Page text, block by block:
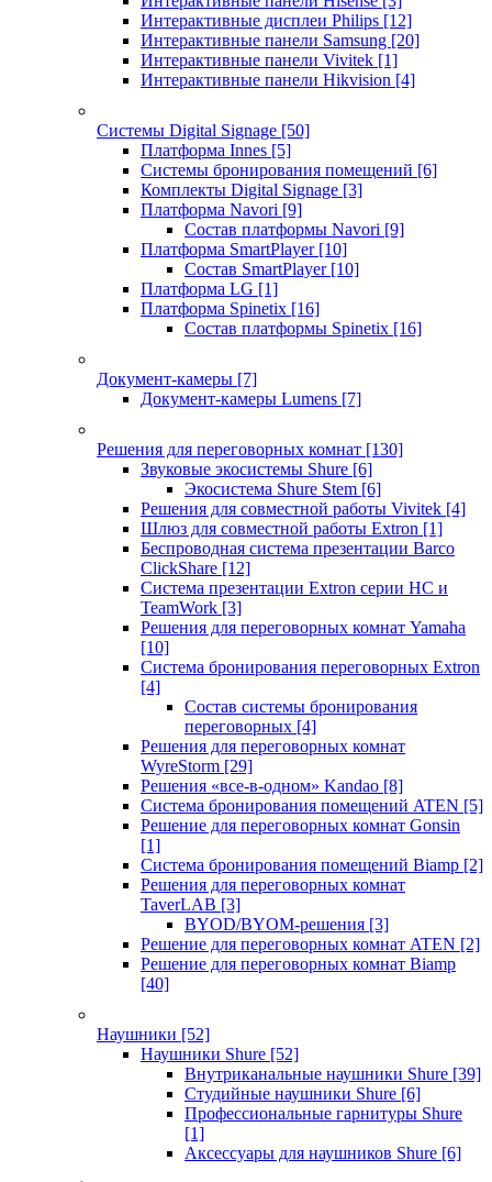
Интерактивные дисплеи Philips [12]
Интерактивные панели Samsung [20]
Интерактивные панели Vivitek [1]
Интерактивные панели Hikvision [4]
Системы Digital Signage [50]
Платформа Innes [5]
Системы бронирования помещений [6]
Комплекты Digital Signage [3]
Платформа Navori [9]
Состав платформы Navori [9]
Платформа SmartPlayer [10]
Состав SmartPlayer [10]
Платформа LG [1]
Платформа Spinetix [16]
Состав платформы Spinetix [16]
Документ-камеры [7]
Документ-камеры Lumens [7]
Решения для переговорных комнат [130]
Звуковые экосистемы Shure [6]
Экосистема Shure Stem [6]
Решения для совместной работы Vivitek [4]
Шлюз для совместной работы Extron [1]
Беспроводная система презентации Barco
ClickShare [12]
Система презентации Extron серии HC и
TeamWork [3]
Решения для переговорных комнат Yamaha
[10]
Система бронирования переговорных Extron
[4]
Состав системы бронирования
переговорных [4]
Решения для переговорных комнат
WyreStorm [29]
Решения «все-в-одном» Kandao [8]
Система бронирования помещений ATEN [5]
Решение для переговорных комнат Gonsin
[1]
Система бронирования помещений Biamp [2]
Решения для переговорных комнат
TaverLAB [3]
BYOD/BYOM-решения [3]
Решение для переговорных комнат ATEN [2]
Решение для переговорных комнат Biamp
[40]
Наушники [52]
Наушники Shure [52]
Внутриканальные наушники Shure [39]
Студийные наушники Shure [6]
Профессиональные гарнитуры Shure
[1]
Аксессуары для наушников Shure [6]